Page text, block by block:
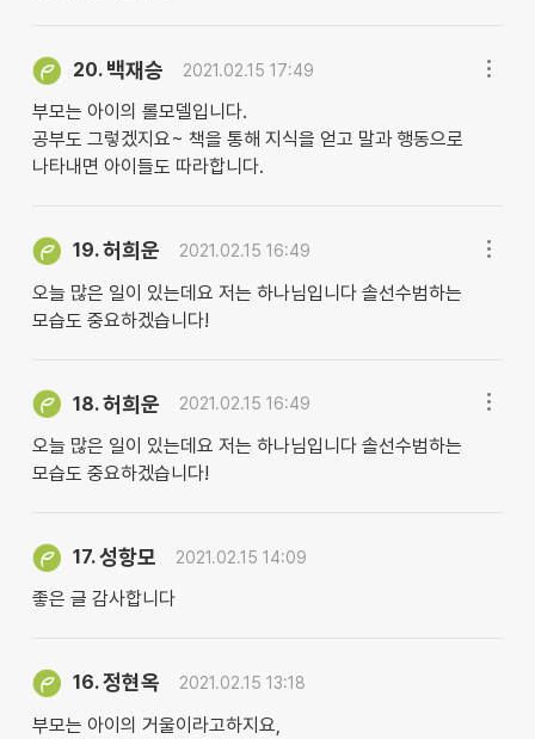
20. 백재승 2021.02.15 17:49
부모는 아이의 롤모델입니다.
공부도 그렇겠지요~ 책을 통해 지식을 얻고 말과 행동으로
나타내면 아이들도 따라합니다.
19.허희운 2021.02.15 16:49
오늘 많은 일이 있는데요 저는 하나님입니다 솔선수범하는
모습도 중요하겠습니다!
18.허희운 2021.02.15 16:49
오늘 많은 일이 있는데요 저는 하나님입니다 솔선수범하는
모습도 중요하겠습니다!
17.성항모 2021.02.15 14:09
좋은 글 감사합니다
16.정현옥 2021.02.15 13:18
부모는 아이의 거울이라고하지요,